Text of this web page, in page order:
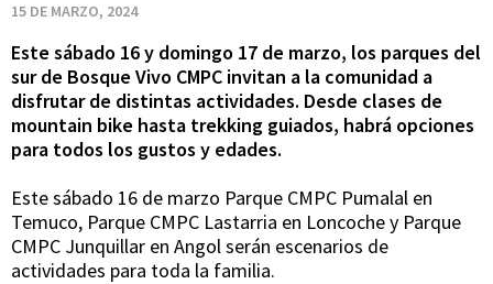
los
parques
del
sur
15 DE MARZO, 2024
Este sábado 16 y domingo 17 de marzo, los parques del
sur de Bosque Vivo CMPC invitan a la comunidad a
disfrutar de distintas actividades. Desde clases de
mountain bike hasta trekking guiados, habrá opciones
para todos los gustos y edades.
Este sábado 16 de marzo Parque CMPC Pumalal en
Temuco, Parque CMPC Lastarria en Loncoche y Parque
CMPC Junquillar en Angol serán escenarios de
actividades para toda la familia.